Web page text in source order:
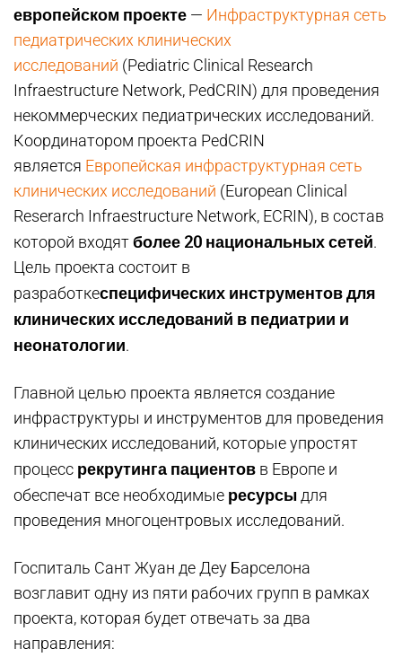
европейском проекте — Инфраструктурная сеть
педиатрических клинических
исследований (Pediatric Clinical Research
Infraestructure Network, PedCRIN) для проведения
некоммерческих педиатрических исследований.
Координатором проекта PedCRIN
является Европейская инфраструктурная сеть
клинических исследований (European Clinical
Reserarch Infraestructure Network, ECRIN), в состав
которой входятболее 20 национальных сетей.
Цель проекта состоит в
разработкеспецифических инструментов для
клинических исследований в педиатрии и
неонатологии.
Главной целью проекта является создание
инфраструктуры и инструментов для проведения
клинических исследований, которые упростят
процесс рекрутинга пациентов в Европе и
обеспечат все необходимые ресурсы для
проведения многоцентровых исследований.
Госпиталь Сант Жуан де Деу Барселона
возглавит одну из пяти рабочих групп в рамках
проекта, которая будет отвечать за два
направления: